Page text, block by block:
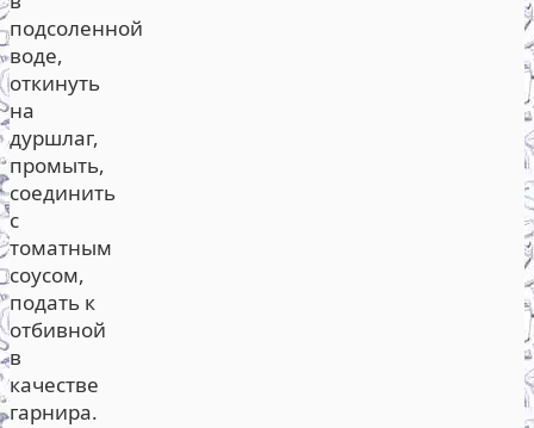
подсоленной
воде,
откинуть
на
дуршлаг,
промыть,
соединить
с
томатным
соусом,
подать к
отбивной
в
качестве
гарнира.